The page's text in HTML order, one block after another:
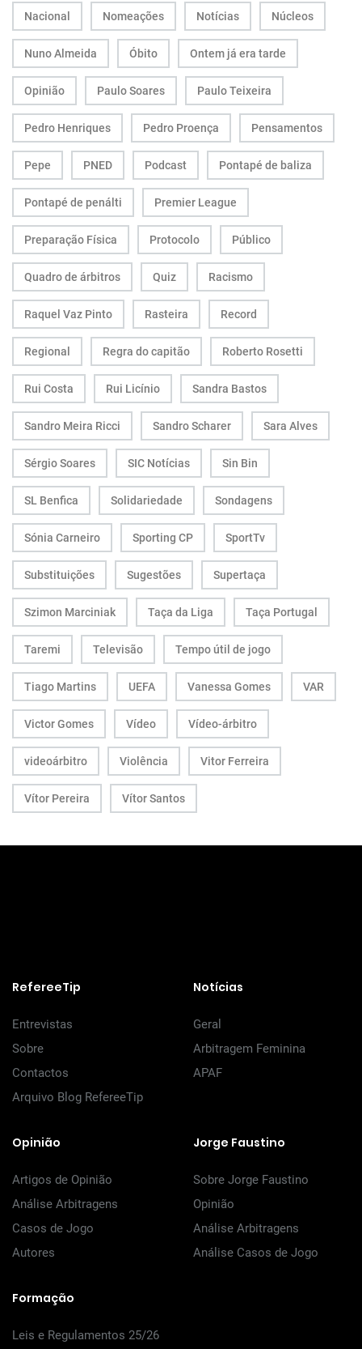
Nacional Nomeações Notícias Núcleos
Nuno Almeida Óbito Ontem já era tarde
Opinião Paulo Soares Paulo Teixeira
Pedro Henriques Pedro Proença Pensamentos
Pepe PNED Podcast Pontapé de baliza
Pontapé de penálti Premier League
Preparação Física Protocolo Público
Quadro de árbitros Quiz Racismo
Raquel Vaz Pinto Rasteira Record
Regional Regra do capitão Roberto Rosetti
Rui Costa Rui Licínio Sandra Bastos
Sandro Meira Ricci Sandro Scharer Sara Alves
Sérgio Soares SIC Notícias Sin Bin
SL Benfica Solidariedade Sondagens
Sónia Carneiro Sporting CP SportTv
Substituições Sugestões Supertaça
Szimon Marciniak Taça da Liga Taça Portugal
Taremi Televisão Tempo útil de jogo
Tiago Martins UEFA Vanessa Gomes VAR
Victor Gomes Vídeo Vídeo-árbitro
videoárbitro Violência Vitor Ferreira
Vítor Pereira Vítor Santos
RefereeTip
Entrevistas
Sobre
Contactos
Arquivo Blog RefereeTip
Notícias
Geral
Arbitragem Feminina
APAF
Opinião
Artigos de Opinião
Análise Arbitragens
Casos de Jogo
Autores
Jorge Faustino
Sobre Jorge Faustino
Opinião
Análise Arbitragens
Análise Casos de Jogo
Formação
Leis e Regulamentos 25/26